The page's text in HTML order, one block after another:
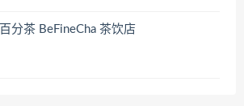
百分茶 BeFineCha 茶饮店